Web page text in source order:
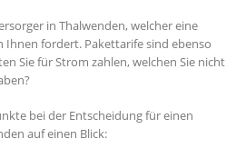
in Thalwenden, welcher eine
Ihnen fordert. Pakettarife sind ebenso
Sie für Strom zahlen, welchen Sie nicht
bei der Entscheidung für einen
auf einen Blick: